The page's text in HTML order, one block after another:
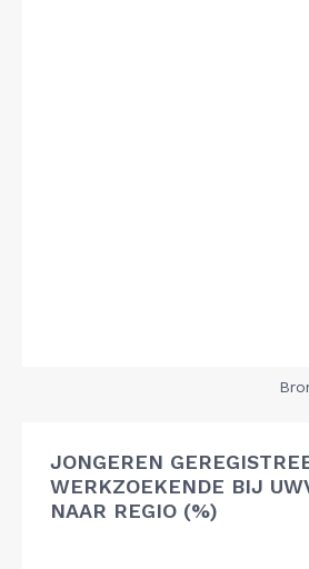
JONGEREN
WERKZOEKENDE BIJ
NAAR REGIO (%)